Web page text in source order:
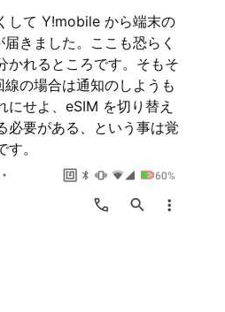
して Y!mobile から端末の
きました。ここも恐らく
かれるところです。そもそ
の場合は通知のしようも
にせよ、eSIM を切り替え
必要がある、という事は覚
。